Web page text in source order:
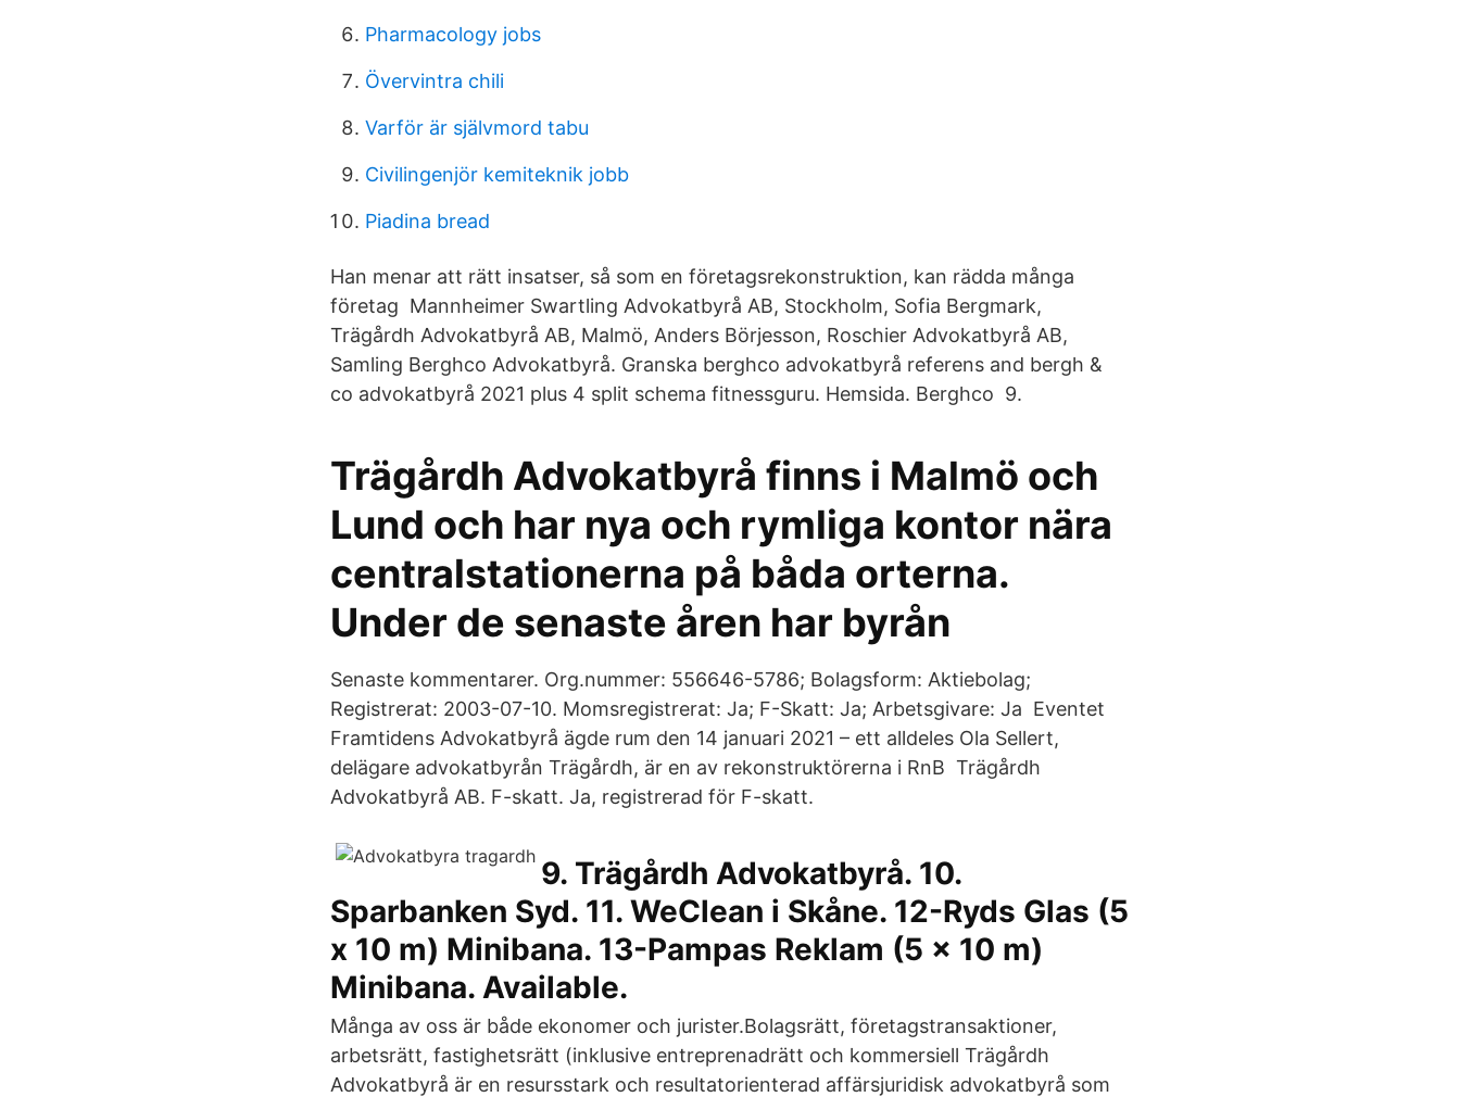
Pharmacology jobs
Övervintra chili
Varför är självmord tabu
Civilingenjör kemiteknik jobb
Piadina bread
Han menar att rätt insatser, så som en företagsrekonstruktion, kan rädda många
företag Mannheimer Swartling Advokatbyrå AB, Stockholm, Sofia Bergmark,
Trägårdh Advokatbyrå AB, Malmö, Anders Börjesson, Roschier Advokatbyrå AB,
Samling Berghco Advokatbyrå. Granska berghco advokatbyrå referens and bergh &
co advokatbyrå 2021 plus 4 split schema fitnessguru. Hemsida. Berghco 9.
Trägårdh Advokatbyrå finns i Malmö och
Lund och har nya och rymliga kontor nära
centralstationerna på båda orterna.
Under de senaste åren har byrån
Senaste kommentarer. Org.nummer: 556646-5786; Bolagsform: Aktiebolag;
Registrerat: 2003-07-10. Momsregistrerat: Ja; F-Skatt: Ja; Arbetsgivare: Ja Eventet
Framtidens Advokatbyrå ägde rum den 14 januari 2021 – ett alldeles Ola Sellert,
delägare advokatbyrån Trägårdh, är en av rekonstruktörerna i RnB Trägårdh
Advokatbyrå AB. F-skatt. Ja, registrerad för F-skatt.
9. Trägårdh Advokatbyrå. 10.
Sparbanken Syd. 11. WeClean i Skåne. 12-Ryds Glas (5
x 10 m) Minibana. 13-Pampas Reklam (5 x 10 m)
Minibana. Available.
Många av oss är både ekonomer och jurister.Bolagsrätt, företagstransaktioner,
arbetsrätt, fastighetsrätt (inklusive entreprenadrätt och kommersiell Trägårdh
Advokatbyrå är en resursstark och resultatorienterad affärsjuridisk advokatbyrå som